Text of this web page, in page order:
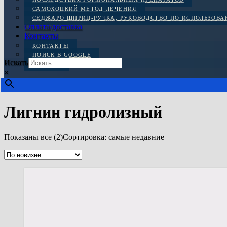
САМОХОЦКИЙ МЕТОД ЛЕЧЕНИЯ
СЕДЖАРО ШПРИЦ-РУЧКА, РУКОВОДСТВО ПО
Оплата/доставка
Контакты
КОНТАКТЫ
ПОИСК В GOOGLE
ОТЗЫВЫ
Искать
×
Лигнин гидролизный
Показаны все (2)Сортировка: самые недавние